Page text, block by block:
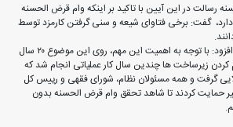
رسالت در این آیین با تاکید بر اینکه وام قرض الحسنه
گفت: برخی فتاوای شیعه و سنی گرفتن کارمزد توسط
محمدحسین حسین زاده افزود: با توجه به اهمیت این مهم، روی این موضوع ۲۰ سال
کردن زیرساخت ها چندین سال کار عملیاتی انجام شد که
گرفت و همه مسئولان نظام، شورای فقهی و رییس کل
حمایت کردند تا شاهد تحقق وام قرض الحسنه بدون